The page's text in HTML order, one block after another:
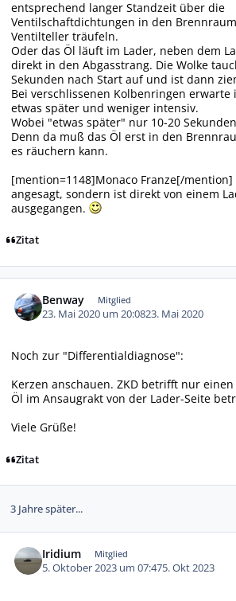
entsprechend langer Standzeit über die
Ventilschaftdichtungen in den
Ventilteller träufeln.
Oder das Öl läuft im Lader, neben dem
direkt in den Abgasstrang. Die Wolke
Sekunden nach Start auf und ist dann
Bei verschlissenen Kolbenringen erwarte
etwas später und weniger intensiv.
Wobei "etwas später" nur 10-20
Denn da muß das Öl erst in den
es räuchern kann.
[mention=1148]Monaco Franze[/
angesagt, sondern ist direkt von einem
ausgegangen.
Zitat
Benway Mitglied
23. Mai 2020 um 20:0823. Mai 2020
Noch zur "Differentialdiagnose":
Kerzen anschauen. ZKD betrifft nur
Öl im Ansaugrakt von der Lader-Seite
Viele Grüße!
Zitat
3 Jahre später...
Iridium Mitglied
5. Oktober 2023 um 07:475. Okt 2023